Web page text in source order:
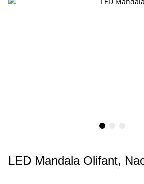
LED Mandala Olifant,